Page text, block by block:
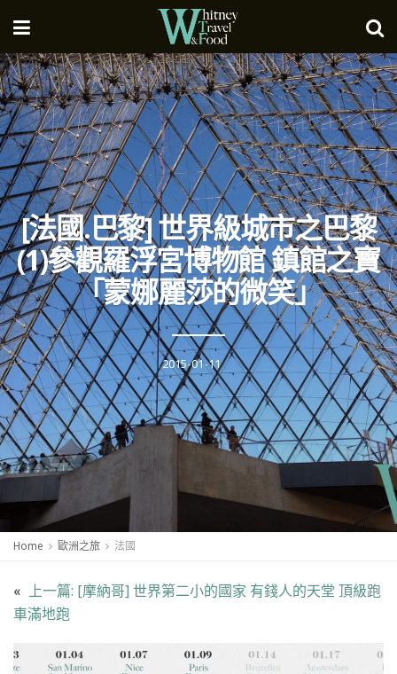
[法國.巴黎] 世界級城市之巴黎
(1)參觀羅浮宮博物館 鎮館之寶
「蒙娜麗莎的微笑」
2015-01-11
Home 歐洲之旅 法國
« 上一篇: [摩納哥] 世界第二小的國家 有錢人的天堂 頂級跑
車滿地跑